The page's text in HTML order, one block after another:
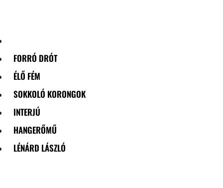
FORRÓ DRÓT
ÉLŐ FÉM
SOKKOLÓ KORONGOK
INTERJÚ
HANGERŐMŰ
LÉNÁRD LÁSZLÓ